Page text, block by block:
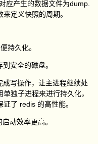
应产生的数据文件为dump.
定义快照的周期。
持久化。
安全的磁盘。
写操作，让主进程继续处
独子进程来进行持久化，
了 redis 的高性能。
动效率更高。